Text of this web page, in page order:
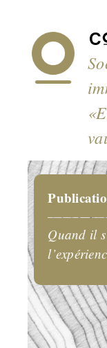
Quand il